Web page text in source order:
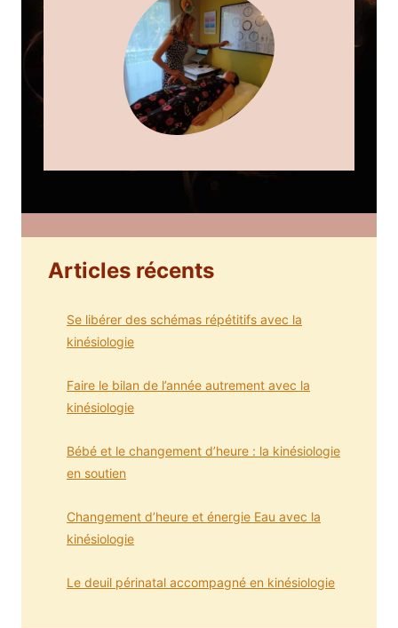
Articles récents
Se libérer des schémas répétitifs avec la
kinésiologie
Faire le bilan de l’année autrement avec la
kinésiologie
Bébé et le changement d’heure : la kinésiologie
en soutien
Changement d’heure et énergie Eau avec la
kinésiologie
Le deuil périnatal accompagné en kinésiologie